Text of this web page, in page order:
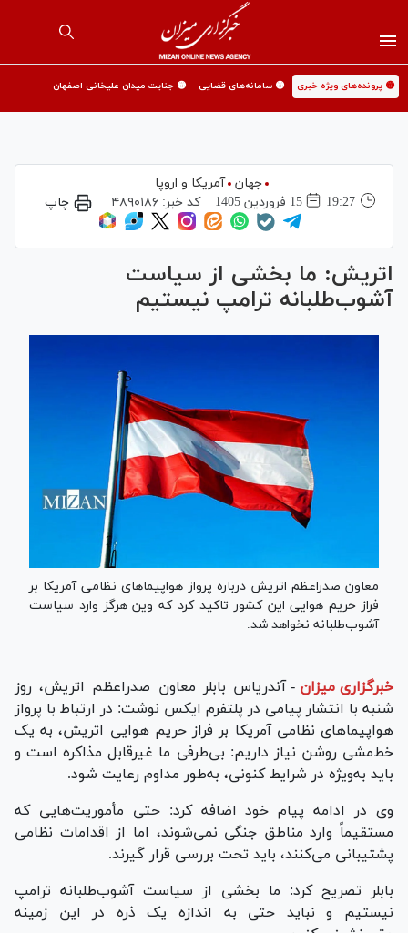
🟡 پرونده‌های ویژه خبری 🟡 سامانه‌های قضایی 🟡 جنایت میدان علیخانی اصفهان
جهان
آمریکا و اروپا
19:27
15 فروردين 1405 کد خبر:۴۸۹۰۱۸۶ چاپ
اتریش: ما بخشی از سیاست
آشوب‌طلبانه ترامپ نیستیم
معاون صدراعظم اتریش درباره پرواز هواپیماهای نظامی آمریکا بر
فراز حریم هوایی این کشور تاکید کرد که وین هرگز وارد سیاست
آشوب‌طلبانه نخواهد شد.
خبرگزاری میزان - آندریاس بابلر معاون صدراعظم اتریش، روز
شنبه با انتشار پیامی در پلتفرم ایکس نوشت: در ارتباط با پرواز
هواپیما‌های نظامی آمریکا بر فراز حریم هوایی اتریش، به یک
خط‌مشی روشن نیاز داریم: بی‌طرفی ما غیرقابل مذاکره است و
باید به‌ویژه در شرایط کنونی، به‌طور مداوم رعایت شود.
وی در ادامه پیام خود اضافه کرد: حتی مأموریت‌هایی که
مستقیماً وارد مناطق جنگی نمی‌شوند، اما از اقدامات نظامی
پشتیبانی می‌کنند، باید تحت بررسی قرار گیرند.
بابلر تصریح کرد: ما بخشی از سیاست آشوب‌طلبانه ترامپ
نیستیم و نباید حتی به اندازه یک ذره در این زمینه